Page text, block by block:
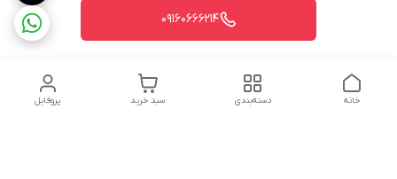
09160666214
پروفایل سبد خرید دسته‌بندی خانه